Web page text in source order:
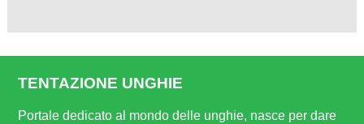
TENTAZIONE UNGHIE
Portale dedicato al mondo delle unghie, nasce per dare